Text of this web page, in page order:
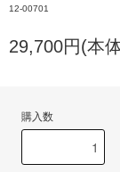
12-00701
29,700円(本
購入数